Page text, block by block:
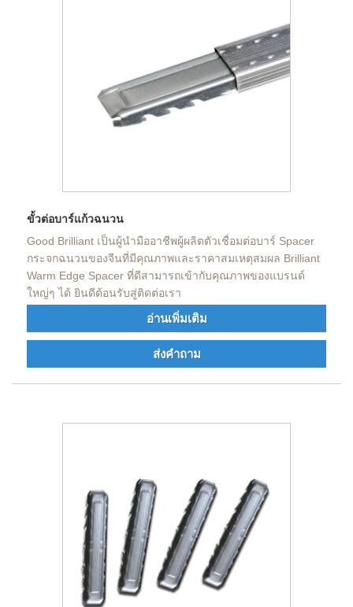
ขั้วต่อบาร์แก้วฉนวน
Good Brilliant เป็นผู้นำมืออาชีพผู้ผลิตตัวเชื่อมต่อบาร์ Spacer
กระจกฉนวนของจีนที่มีคุณภาพและราคาสมเหตุสมผล Brilliant
Warm Edge Spacer ที่ดีสามารถเข้ากับคุณภาพของแบรนด์
ใหญ่ๆ ได้ ยินดีต้อนรับสู่ติดต่อเรา
อ่านเพิ่มเติม
ส่งคำถาม